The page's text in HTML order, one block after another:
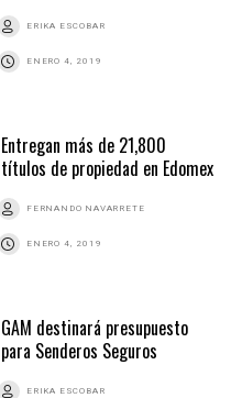
ERIKA ESCOBAR
ENERO 4, 2019
Entregan más de 21,800
títulos de propiedad en Edomex
FERNANDO NAVARRETE
ENERO 4, 2019
GAM destinará presupuesto
para Senderos Seguros
ERIKA ESCOBAR